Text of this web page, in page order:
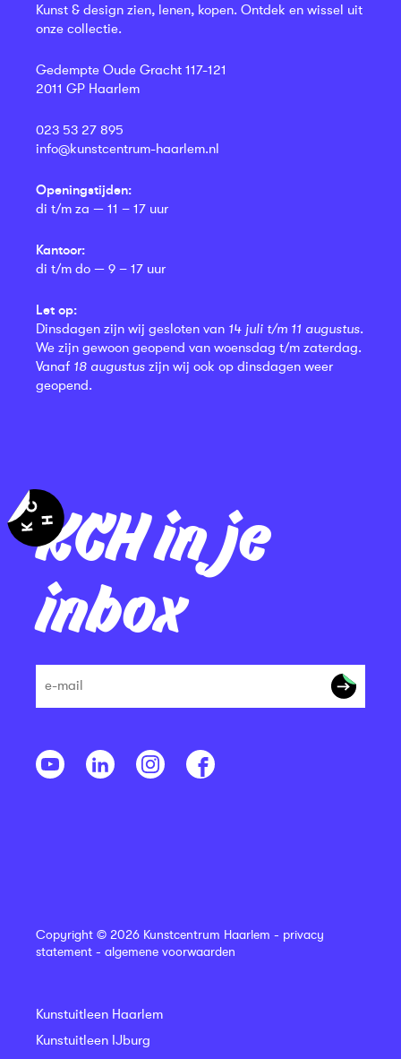
KCH in je
inbox
Kunst & design zien, lenen, kopen. Ontdek en wissel uit
onze collectie.
Gedempte Oude Gracht 117-121
2011 GP Haarlem
023 53 27 895
info@kunstcentrum-haarlem.nl
Openingstijden:
di t/m za — 11 – 17 uur
Kantoor:
di t/m do — 9 – 17 uur
Let op:
Dinsdagen zijn wij gesloten van 14 juli t/m 11 augustus.
We zijn gewoon geopend van woensdag t/m zaterdag.
Vanaf 18 augustus zijn wij ook op dinsdagen weer
geopend.
Copyright © 2026 Kunstcentrum Haarlem - privacy
statement - algemene voorwaarden
Kunstuitleen Haarlem
Kunstuitleen IJburg